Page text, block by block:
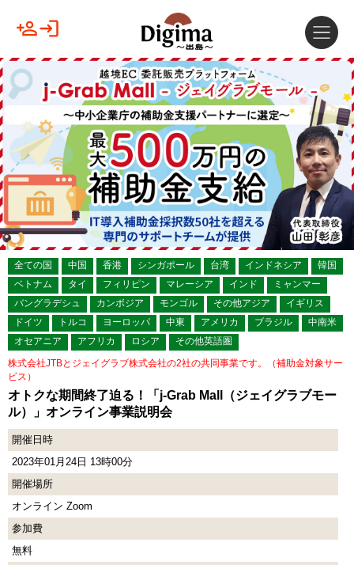
全ての国 中国 香港 シンガポール 台湾 インドネシア
韓国
ベトナム
タイ フィリピン マレーシア インド
ミャンマー
バングラデシュ
カンボジア モンゴル その他アジア
イギリス
ドイツ
トルコ ヨーロッパ 中東 アメリカ ブラジル
中南米
オセアニア
アフリカ ロシア
その他英語圏
株式会社JTBとジェイグラブ株式会社の2社の共同事業です。（補助金対象サー
ビス）
オトクな期間終了迫る！「j-Grab Mall（ジェイグラブモー
ル）」オンライン事業説明会
開催日時
2023年01月24日 13時00分
開催場所
オンライン Zoom
参加費
無料